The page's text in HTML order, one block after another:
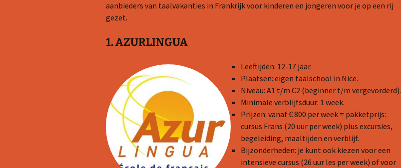
aanbieders van taalvakanties in Frankrijk voor kinderen en jongeren voor je op een rij
gezet.
1. AZURLINGUA
Leeftijden: 12-17 jaar.
Plaatsen: eigen taalschool in Nice.
Niveau: A1 t/m C2 (beginner t/m vergevorderd).
Minimale verblijfsduur: 1 week.
Prijzen: vanaf € 800 per week = pakketprijs:
cursus Frans (20 uur per week) plus excursies,
begeleiding, maaltijden en verblijf.
Bijzonderheden: je kunt ook kiezen voor een
intensieve cursus (26 uur les per week) of voor